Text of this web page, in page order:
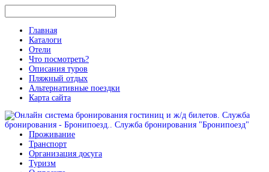
Главная
Каталоги
Отели
Что посмотреть?
Описания туров
Пляжный отдых
Альтернативные поездки
Карта сайта
Проживание
Транспорт
Организация досуга
Туризм